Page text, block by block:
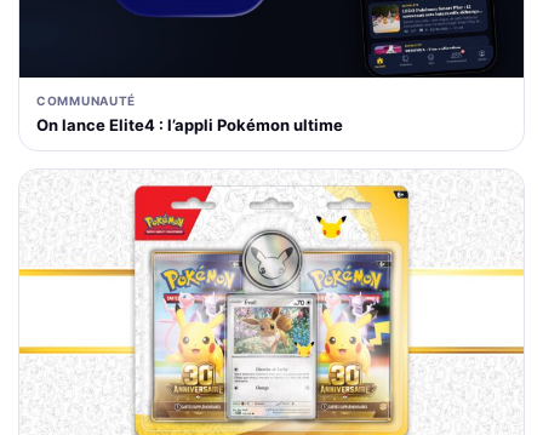
COMMUNAUTÉ
On lance Elite4 : l’appli Pokémon ultime